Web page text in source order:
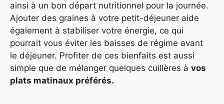
ainsi à un bon départ nutritionnel pour la journée.
Ajouter des graines à votre petit-déjeuner aide
également à stabiliser votre énergie, ce qui
pourrait vous éviter les baisses de régime avant
le déjeuner. Profiter de ces bienfaits est aussi
simple que de mélanger quelques cuillères à vos
plats matinaux préférés.